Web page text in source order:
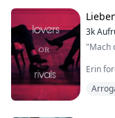
und
Durch
3k
"Mach
Erin